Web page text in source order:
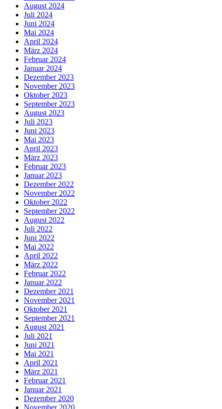
August 2024
Juli 2024
Juni 2024
Mai 2024
April 2024
März 2024
Februar 2024
Januar 2024
Dezember 2023
November 2023
Oktober 2023
September 2023
August 2023
Juli 2023
Juni 2023
Mai 2023
April 2023
März 2023
Februar 2023
Januar 2023
Dezember 2022
November 2022
Oktober 2022
September 2022
August 2022
Juli 2022
Juni 2022
Mai 2022
April 2022
März 2022
Februar 2022
Januar 2022
Dezember 2021
November 2021
Oktober 2021
September 2021
August 2021
Juli 2021
Juni 2021
Mai 2021
April 2021
März 2021
Februar 2021
Januar 2021
Dezember 2020